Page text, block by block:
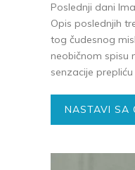
Poslednji dani
Opis poslednjih
tog čudesnog
neobičnom spisu
senzacije
NASTAVI SA